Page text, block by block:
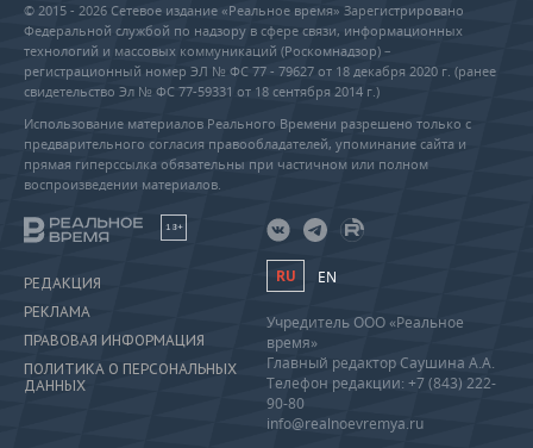
© 2015 - 2026 Сетевое издание «Реальное время» Зарегистрировано
Федеральной службой по надзору в сфере связи, информационных
технологий и массовых коммуникаций (Роскомнадзор) –
регистрационный номер ЭЛ № ФС 77 - 79627 от 18 декабря 2020 г. (ранее
свидетельство Эл № ФС 77-59331 от 18 сентября 2014 г.)
Использование материалов Реального Времени разрешено только с
предварительного согласия правообладателей, упоминание сайта и
прямая гиперссылка обязательны при частичном или полном
воспроизведении материалов.
18+
РЕДАКЦИЯ
РЕКЛАМА
ПРАВОВАЯ ИНФОРМАЦИЯ
ПОЛИТИКА О ПЕРСОНАЛЬНЫХ
ДАННЫХ
RU EN
Учредитель ООО «Реальное
время»
Главный редактор Саушина А.А.
Телефон редакции: +7 (843) 222-
90-80
info@realnoevremya.ru